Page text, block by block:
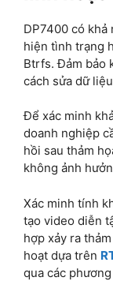
DP7400 có khả
hiện tình trạng
Btrfs. Đảm bảo
cách sửa dữ
Để xác minh
doanh nghiệp
hồi sau thảm
không ảnh
Xác minh tính
tạo video diễn
hợp xảy ra
hoạt dựa trên
qua các